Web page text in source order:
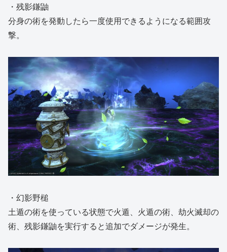
・残影鎌鼬
分身の術を発動したら一度使用できるようになる範囲攻
撃。
・幻影野槌
土遁の術を使っている状態で火遁、火遁の術、劫火滅却の
術、残影鎌鼬を実行すると追加でダメージが発生。